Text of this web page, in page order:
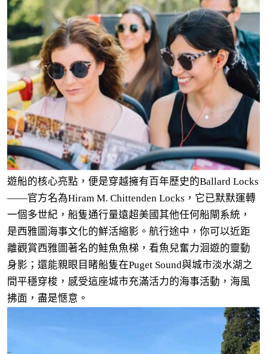
遊船的核心亮點，便是穿越擁有百年歷史的Ballard Locks
——官方名為Hiram M. Chittenden Locks，它已默默運轉
一個多世紀，船隻通行量遠超美國其他任何船閘系統，
是西雅圖海事文化的鮮活縮影。航行途中，你可以近距
離觀賞西雅圖著名的鮭魚魚梯，看魚兒奮力洄遊的靈動
身影；還能親眼目睹船隻在Puget Sound與城市淡水湖之
間平穩穿梭，感受這座城市充滿活力的海事活動，海風
拂面，盡是愜意。